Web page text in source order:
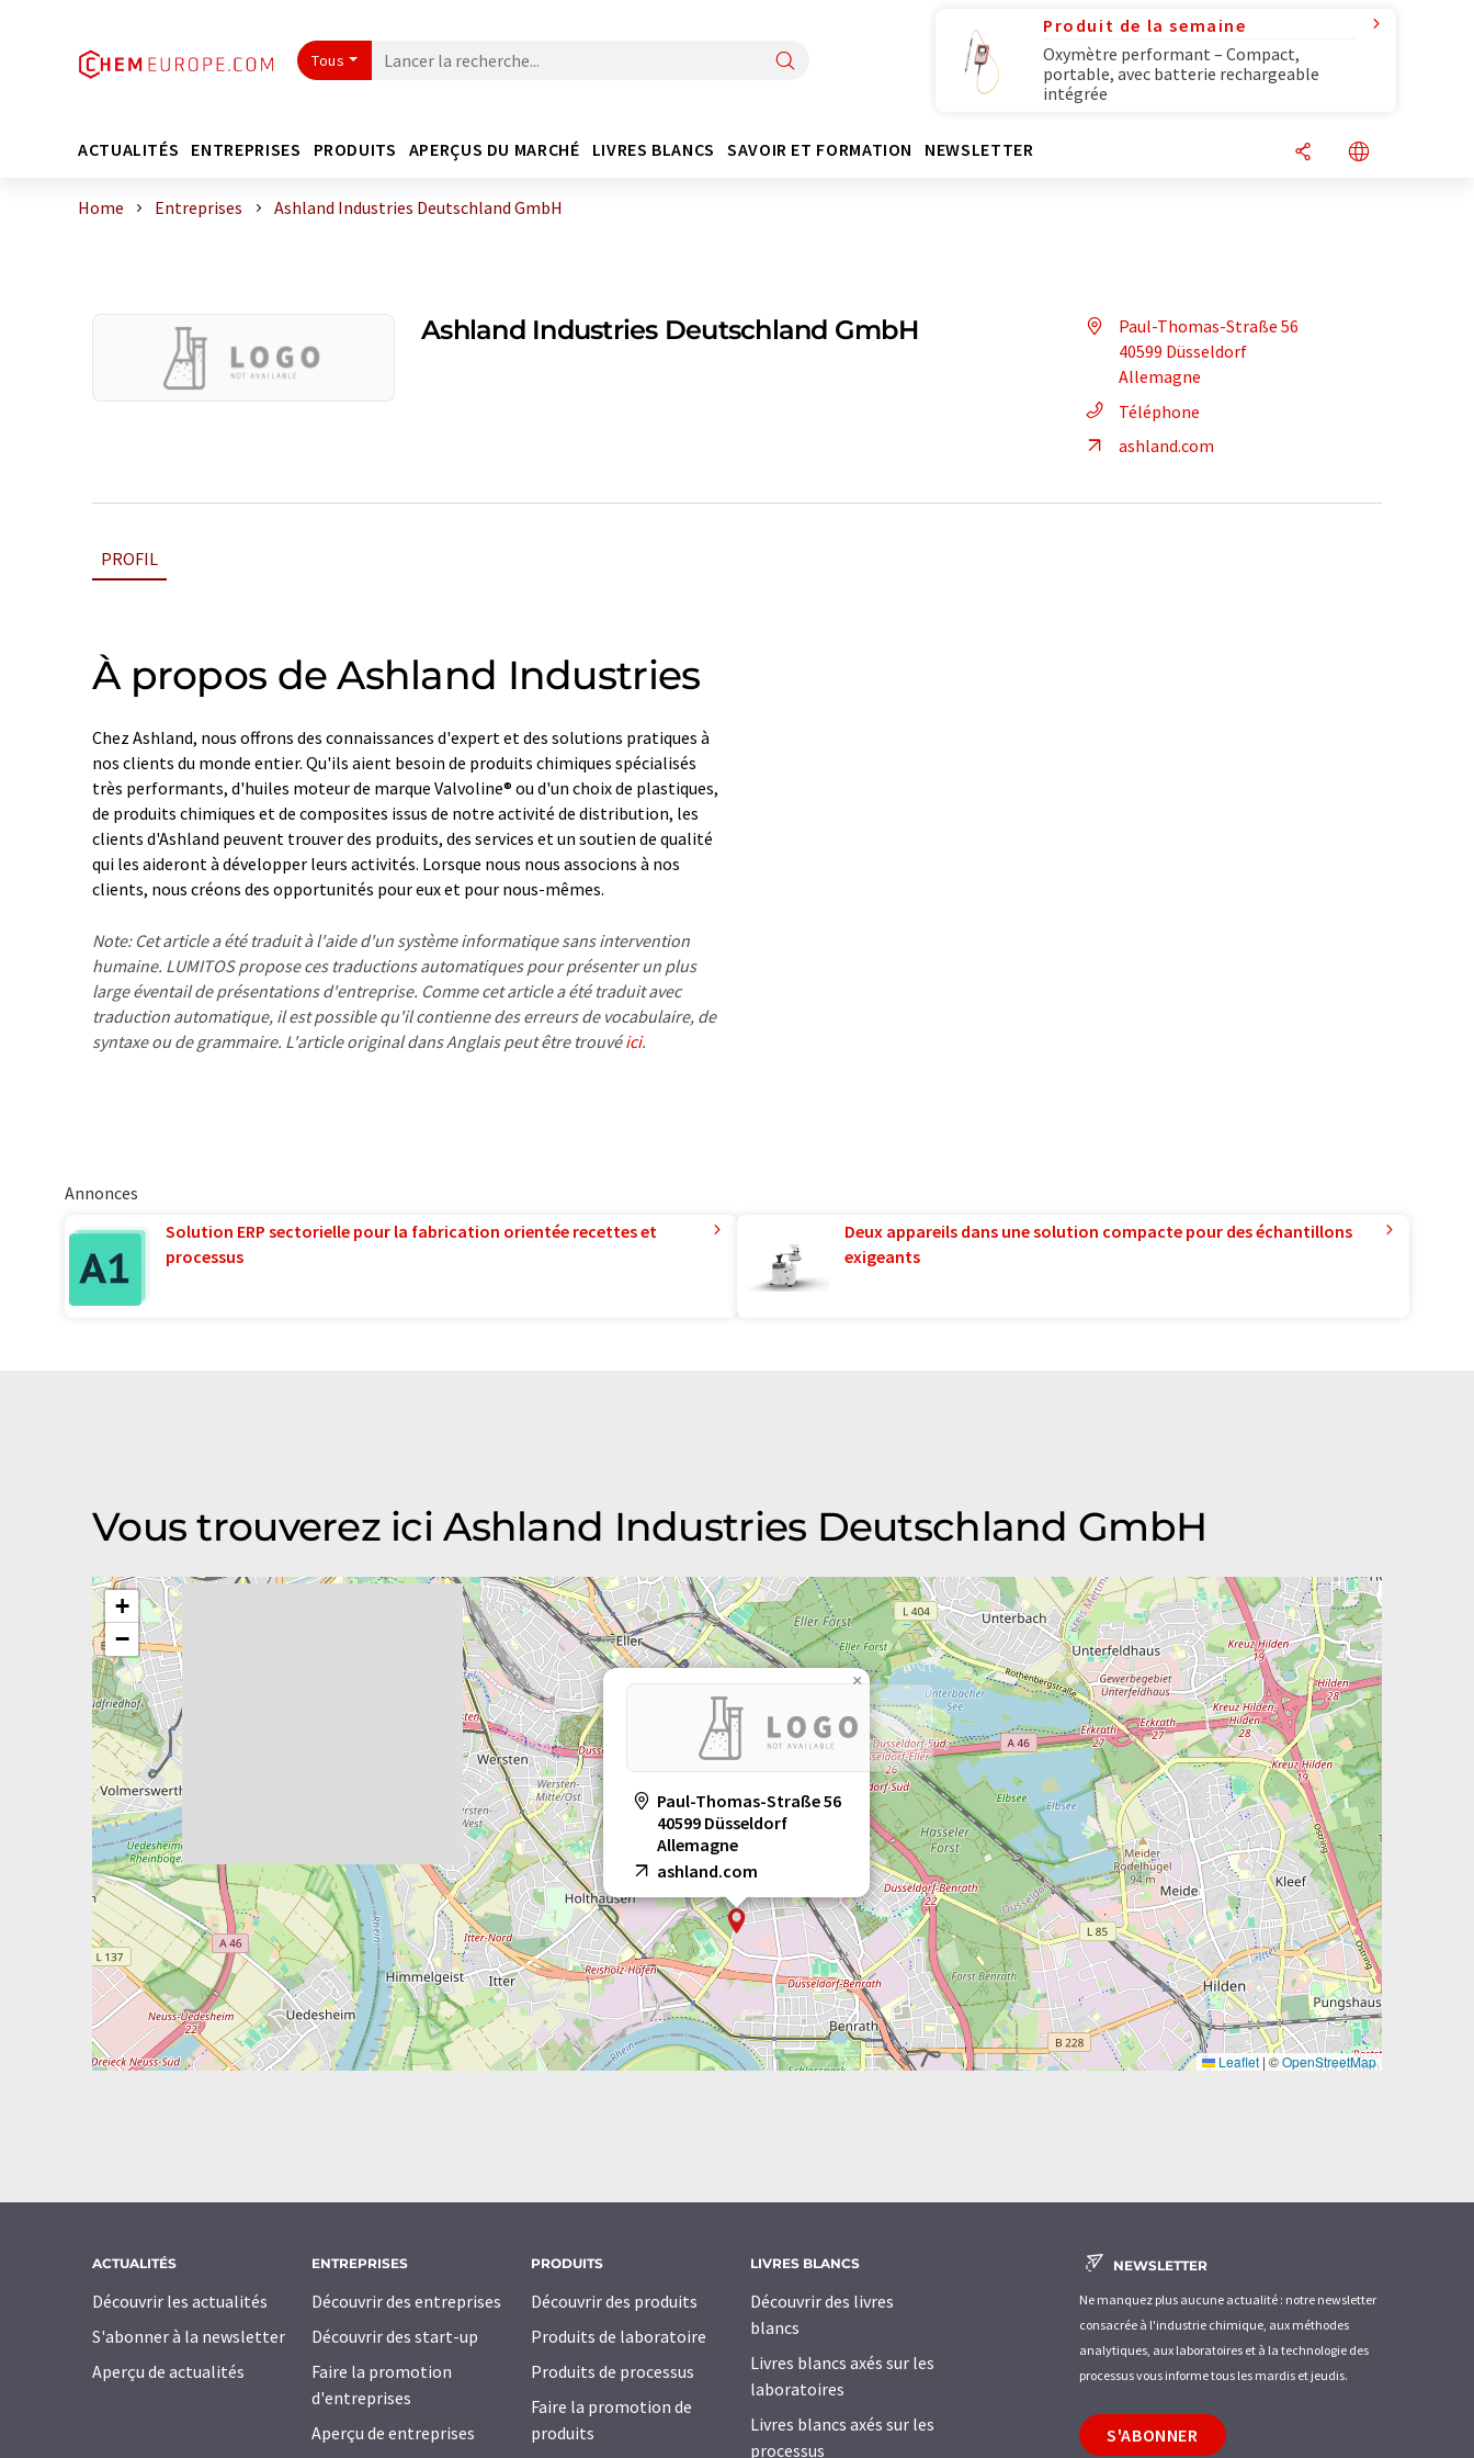
Tous
Produit de la semaine
Oxymètre performant – Compact,
portable, avec batterie rechargeable
intégrée
ACTUALITÉS ENTREPRISES PRODUITS APERÇUS DU MARCHÉ LIVRES BLANCS SAVOIR ET FORMATION NEWSLETTER
Home Entreprises Ashland Industries Deutschland GmbH
Ashland Industries Deutschland GmbH
Paul-Thomas-Straße 56
40599 Düsseldorf
Allemagne
Téléphone
ashland.com
PROFIL
À propos de Ashland Industries
Chez Ashland, nous offrons des connaissances d'expert et des solutions pratiques à
nos clients du monde entier. Qu'ils aient besoin de produits chimiques spécialisés
très performants, d'huiles moteur de marque Valvoline® ou d'un choix de plastiques,
de produits chimiques et de composites issus de notre activité de distribution, les
clients d'Ashland peuvent trouver des produits, des services et un soutien de qualité
qui les aideront à développer leurs activités. Lorsque nous nous associons à nos
clients, nous créons des opportunités pour eux et pour nous-mêmes.
Note: Cet article a été traduit à l'aide d'un système informatique sans intervention
humaine. LUMITOS propose ces traductions automatiques pour présenter un plus
large éventail de présentations d'entreprise. Comme cet article a été traduit avec
traduction automatique, il est possible qu'il contienne des erreurs de vocabulaire, de
syntaxe ou de grammaire. L'article original dans Anglais peut être trouvéici.
Annonces
Solution ERP sectorielle pour la fabrication orientée recettes et
processus
Deux appareils dans une solution compacte pour des échantillons
exigeants
Vous trouverez ici Ashland Industries Deutschland GmbH
Paul-Thomas-Straße 56
40599 Düsseldorf
Allemagne
ashland.com
×
+
−
Leaflet | ©OpenStreetMap
ACTUALITÉS
Découvrir les actualités
S'abonner à la newsletter
Aperçu de actualités
ENTREPRISES
Découvrir des entreprises
Découvrir des start-up
Faire la promotion
d'entreprises
Aperçu de entreprises
PRODUITS
Découvrir des produits
Produits de laboratoire
Produits de processus
Faire la promotion de
produits
LIVRES BLANCS
Découvrir des livres
blancs
Livres blancs axés sur les
laboratoires
Livres blancs axés sur les
processus
NEWSLETTER
Ne manquez plus aucune actualité : notre newsletter
consacrée à l'industrie chimique, aux méthodes
analytiques, aux laboratoires et à la technologie des
processus vous informe tous les mardis et jeudis.
S'ABONNER